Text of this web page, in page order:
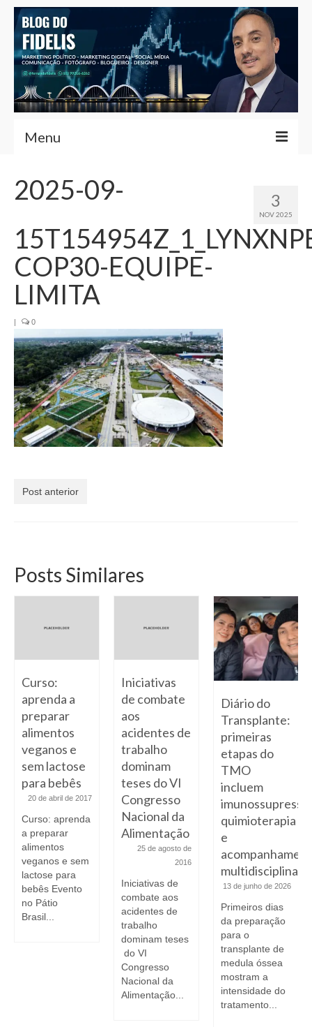
Menu
Fernando Fidelis
Café com Fidelis
Notícias Brasília
Contato
Currículo
3
NOV 2025
2025-09-
COP30-EQUIPE-
LIMITA
| 0
Post anterior
Posts Similares
Curso:
aprenda a
preparar
alimentos
veganos e
sem lactose
para bebês
20 de abril de 2017
Curso: aprenda
a preparar
alimentos
veganos e sem
lactose para
bebês Evento
no Pátio
Brasil...
Iniciativas
de combate
aos
acidentes de
trabalho
dominam
teses do VI
Congresso
Nacional da
Alimentação
25 de agosto de
2016
Iniciativas de
combate aos
acidentes de
trabalho
dominam teses
do VI
Congresso
Nacional da
Alimentação...
Diário do
Transplante:
primeiras
etapas do
TMO
incluem
quimioterapia
e
multidisciplinar
13 de junho de 2026
Primeiros dias
da preparação
para o
transplante de
medula óssea
mostram a
intensidade do
tratamento...